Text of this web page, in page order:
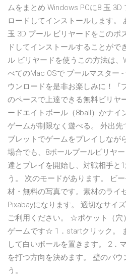
ムをまとめ Windows PCに8 玉
ロードしてインストールします。
玉 3D プール ビリヤードをこのポ
ドしてインストールすることがで
ル ビリヤードを使うこの方法は
べてのMac OSで プールマスター
ウンロードを是非お楽しみに！『
のペースで上達できる無料ビリヤ
ードエイトボール（8ball）かナイ
ゲームが制限なく遊べる。 外出先
ブレットでゲームをプレイしなが
場合でも、8ボールプールビリヤ
達とプレイを開始し、対戦相手と
う。 次のモードがあります。 ビ
材・無料の写真です。素材のライ
Pixabayになります。 適切なサイ
ご利用ください。 ☆ポケット（穴
ゲームです☆ 1．startクリック。
して白いボールを置きます。 2．
を打つ方向を決めます。 壁のバウ
う。